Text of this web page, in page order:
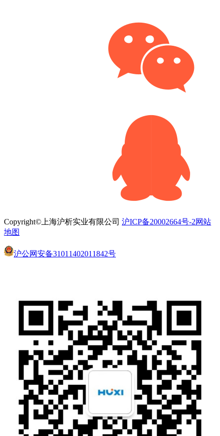
Copyright©上海沪析实业有限公司 沪ICP备20002664号-2网站
地图
沪公网安备31011402011842号